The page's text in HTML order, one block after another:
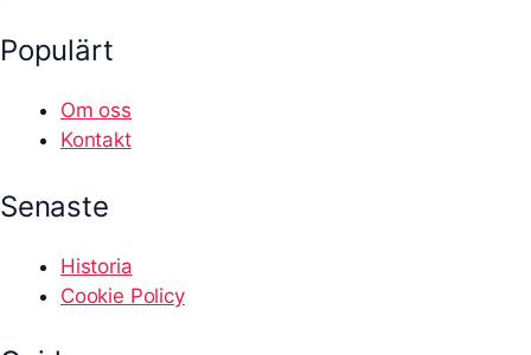
Populärt
Om oss
Kontakt
Senaste
Historia
Cookie Policy